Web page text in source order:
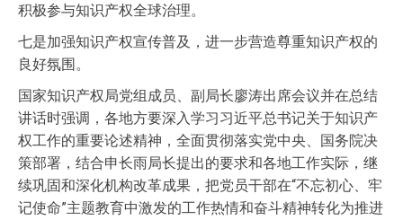
积极参与知识产权全球治理。
七是加强知识产权宣传普及，进一步营造尊重知识产权的
良好氛围。
国家知识产权局党组成员、副局长廖涛出席会议并在总结
讲话时强调，各地方要深入学习习近平总书记关于知识产
权工作的重要论述精神，全面贯彻落实党中央、国务院决
策部署，结合申长雨局长提出的要求和各地工作实际，继
续巩固和深化机构改革成果，把党员干部在“不忘初心、牢
记使命”主题教育中激发的工作热情和奋斗精神转化为推进